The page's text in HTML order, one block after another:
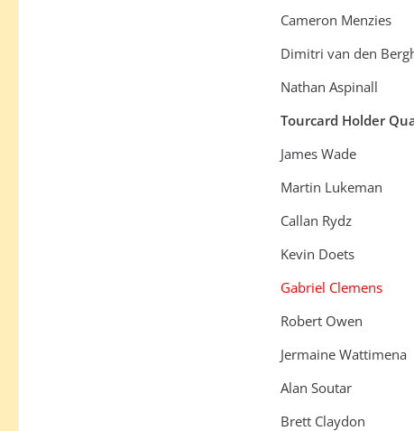
Cameron Menzies
Dimitri van den
Nathan Aspinall
Tourcard Holder
James Wade
Martin Lukeman
Callan Rydz
Kevin Doets
Gabriel Clemens
Robert Owen
Jermaine Wattimena
Alan Soutar
Brett Claydon